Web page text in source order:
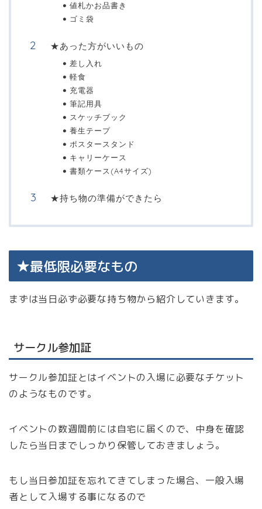
値札かお品書き
ゴミ袋
★あった方がいいもの
差し入れ
軽食
充電器
筆記用具
スケッチブック
養生テープ
ポスタースタンド
キャリーケース
書類ケース(A4サイズ)
★持ち物の準備ができたら
★最低限必要なもの
まずは当日必ず必要な持ち物から紹介していきます。
サークル参加証
サークル参加証とはイベントの入場に必要なチケット
のようなものです。
イベントの数週間前には自宅に届くので、中身を確認
したら当日までしっかり保管しておきましょう。
もし当日参加証を忘れてきてしまった場合、一般入場
者として入場する事になるので